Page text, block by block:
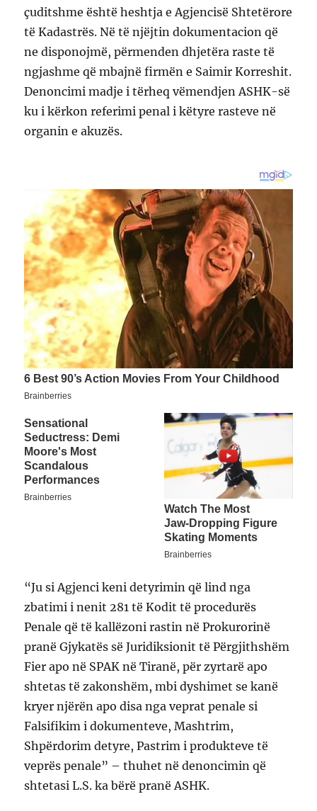
çuditshme është heshtja e Agjencisë Shtetërore
të Kadastrës. Në të njëjtin dokumentacion që
ne disponojmë, përmenden dhjetëra raste të
ngjashme që mbajnë firmën e Saimir Korreshit.
Denoncimi madje i tërheq vëmendjen ASHK-së
ku i kërkon referimi penal i këtyre rasteve në
organin e akuzës.
“Ju si Agjenci keni detyrimin që lind nga
zbatimi i nenit 281 të Kodit të procedurës
Penale që të kallëzoni rastin në Prokurorinë
pranë Gjykatës së Juridiksionit të Përgjithshëm
Fier apo në SPAK në Tiranë, për zyrtarë apo
shtetas të zakonshëm, mbi dyshimet se kanë
kryer njërën apo disa nga veprat penale si
Falsifikim i dokumenteve, Mashtrim,
Shpërdorim detyre, Pastrim i produkteve të
veprës penale” – thuhet në denoncimin që
shtetasi L.S. ka bërë pranë ASHK.